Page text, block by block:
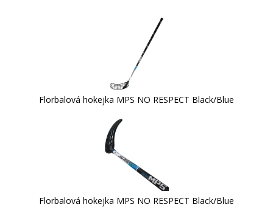
Florbalová hokejka MPS NO RESPECT Black/Blue
Florbalová hokejka MPS NO RESPECT Black/Blue